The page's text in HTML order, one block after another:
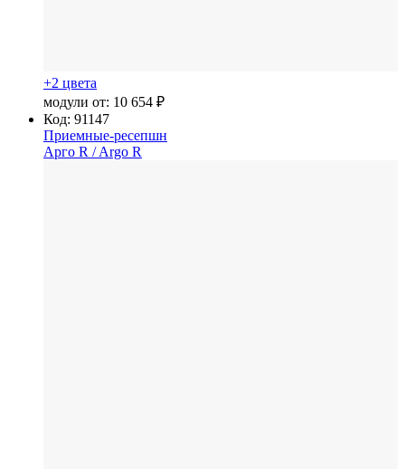
+2 цвета
модули от: 10 654 ₽
Код: 91147
Приемные-ресепшн
Арго R / Argo R